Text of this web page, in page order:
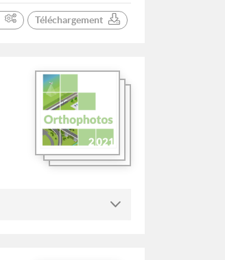
Téléchargement